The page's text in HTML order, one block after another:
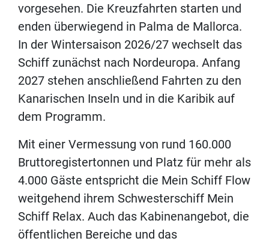
vorgesehen. Die Kreuzfahrten starten und
enden überwiegend in Palma de Mallorca.
In der Wintersaison 2026/27 wechselt das
Schiff zunächst nach Nordeuropa. Anfang
2027 stehen anschließend Fahrten zu den
Kanarischen Inseln und in die Karibik auf
dem Programm.
Mit einer Vermessung von rund 160.000
Bruttoregistertonnen und Platz für mehr als
4.000 Gäste entspricht die Mein Schiff Flow
weitgehend ihrem Schwesterschiff Mein
Schiff Relax. Auch das Kabinenangebot, die
öffentlichen Bereiche und das